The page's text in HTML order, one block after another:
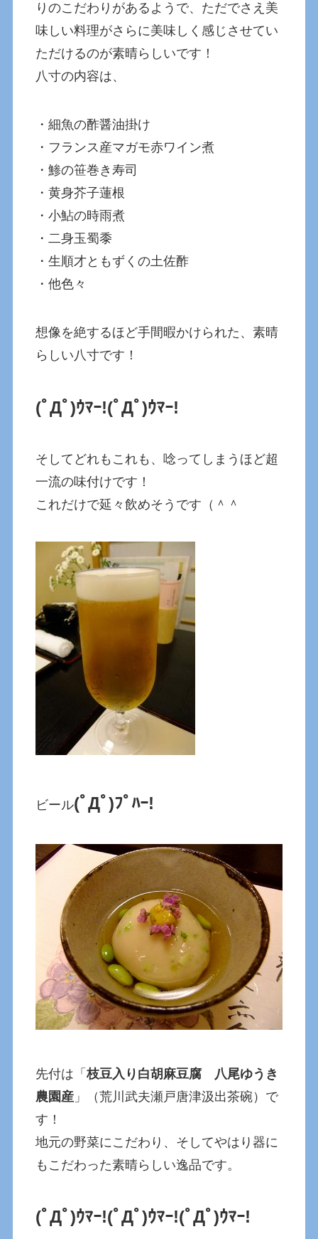
りのこだわりがあるようで、ただでさえ美
味しい料理がさらに美味しく感じさせてい
ただけるのが素晴らしいです！
八寸の内容は、
・細魚の酢醤油掛け
・フランス産マガモ赤ワイン煮
・鯵の笹巻き寿司
・黄身芥子蓮根
・小鮎の時雨煮
・二身玉蜀黍
・生順才ともずくの土佐酢
・他色々
想像を絶するほど手間暇かけられた、素晴
らしい八寸です！
(ﾟДﾟ)ｳﾏｰ!(ﾟДﾟ)ｳﾏｰ!
そしてどれもこれも、唸ってしまうほど超
一流の味付けです！
これだけで延々飲めそうです（＾＾
ビール(ﾟДﾟ)ﾌﾟﾊｰ!
先付は「枝豆入り白胡麻豆腐 八尾ゆうき
農園産 」（荒川武夫瀬戸唐津汲出茶碗）で
す！
地元の野菜にこだわり、そしてやはり器に
もこだわった素晴らしい逸品です。
(ﾟДﾟ)ｳﾏｰ!(ﾟДﾟ)ｳﾏｰ!(ﾟДﾟ)ｳﾏｰ!